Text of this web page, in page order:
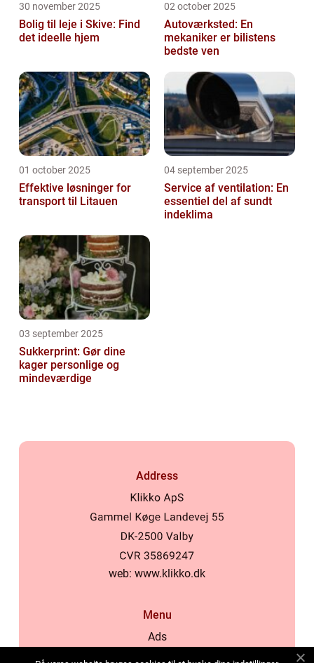
30 november 2025
Bolig til leje i Skive: Find
det ideelle hjem
02 october 2025
Autoværksted: En
mekaniker er bilistens
bedste ven
01 october 2025
Effektive løsninger for
transport til Litauen
04 september 2025
Service af ventilation: En
essentiel del af sundt
indeklima
03 september 2025
Sukkerprint: Gør dine
kager personlige og
mindeværdige
Address
web: www.klikko.dk
Menu
Ads